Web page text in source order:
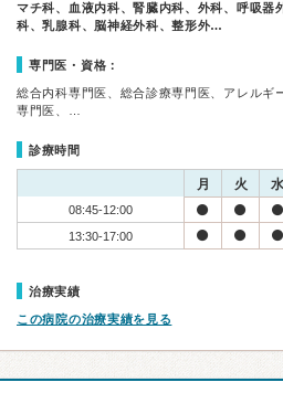
マチ科、血液内科、腎臓内科、外科、呼吸器
科、乳腺科、脳神経外科、整形外…
専門医・資格：
総合内科専門医、総合診療専門医、アレルギ
専門医、…
診療時間
月 火 水
08:45-12:00
13:30-17:00
治療実績
この病院の治療実績を見る